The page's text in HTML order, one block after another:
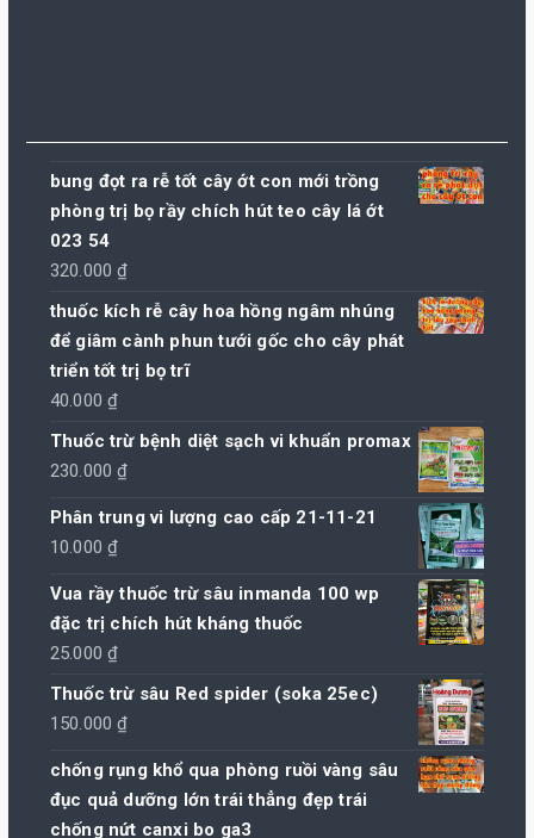
bung đọt ra rễ tốt cây ớt con mới trồng
phòng trị bọ rầy chích hút teo cây lá ớt
023 54
320.000₫
thuốc kích rễ cây hoa hồng ngâm nhúng
để giâm cành phun tưới gốc cho cây phát
triển tốt trị bọ trĩ
40.000₫
Thuốc trừ bệnh diệt sạch vi khuẩn promax
230.000₫
Phân trung vi lượng cao cấp 21-11-21
10.000₫
Vua rầy thuốc trừ sâu inmanda 100 wp
đặc trị chích hút kháng thuốc
25.000₫
Thuốc trừ sâu Red spider (soka 25ec)
150.000₫
chống rụng khổ qua phòng ruồi vàng sâu
đục quả dưỡng lớn trái thẳng đẹp trái
chống nứt canxi bo ga3